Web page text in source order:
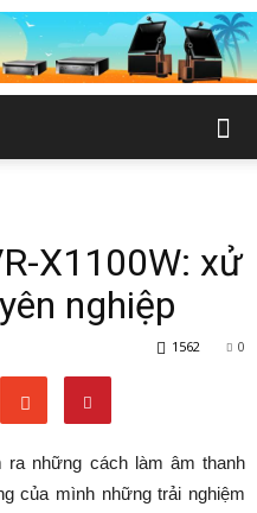
X1100W: xử
nghiệp
0
1562
ra những cách làm âm thanh
của mình những trải nghiệm